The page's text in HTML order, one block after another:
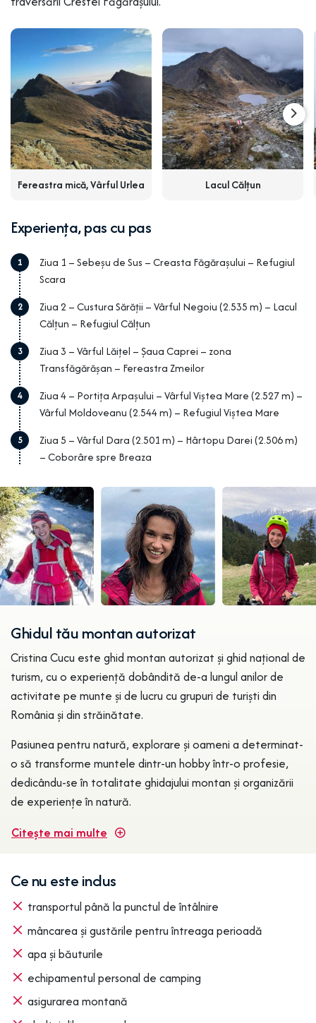
Fereastra mică, Vârful Urlea Lacul Călțun
Experiența, pas cu pas
1
Ziua 1 – Sebeșu de Sus – Creasta Făgărașului – Refugiul
Scara
2
Ziua 2 – Custura Sărății – Vârful Negoiu (2.535 m) – Lacul
Călțun – Refugiul Călțun
3
Ziua 3 – Vârful Lăițel – Șaua Caprei – zona
Transfăgărășan – Fereastra Zmeilor
4
Ziua 4 – Portița Arpașului – Vârful Viștea Mare (2.527 m) –
Vârful Moldoveanu (2.544 m) – Refugiul Viștea Mare
5
Ziua 5 – Vârful Dara (2.501 m) – Hârtopu Darei (2.506 m)
– Coborâre spre Breaza
Ghidul tău montan autorizat
Cristina Cucu este ghid montan autorizat și ghid național de
turism, cu o experiență dobândită de-a lungul anilor de
activitate pe munte și de lucru cu grupuri de turiști din
România și din străinătate.
Pasiunea pentru natură, explorare și oameni a determinat-
o să transforme muntele dintr-un hobby într-o profesie,
dedicându-se în totalitate ghidajului montan și organizării
de experiențe în natură.
Citește mai multe
Ce nu este inclus
transportul până la punctul de întâlnire
mâncarea și gustările pentru întreaga perioadă
apa și băuturile
echipamentul personal de camping
asigurarea montană